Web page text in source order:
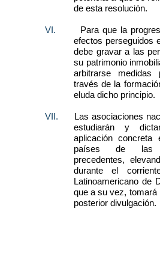
de esta resolución.
VI.
Para que la
efectos perseguidos
debe gravar a las
su patrimonio
arbitrarse
través de la
eluda dicho principio.
VII.
Las asociaciones
estudiarán y
aplicación concreta
países de las
precedentes,
durante el
Latinoamericano de
que a su vez, tomará
posterior divulgación.